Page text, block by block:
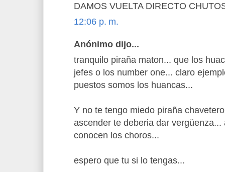
DAMOS VUELTA DIRECTO
12:06 p. m.
Anónimo dijo...
tranquilo piraña maton... que los
jefes o los number one... claro
puestos somos los huancas...
Y no te tengo miedo piraña
ascender te deberia dar
conocen los choros...
espero que tu si lo tengas...